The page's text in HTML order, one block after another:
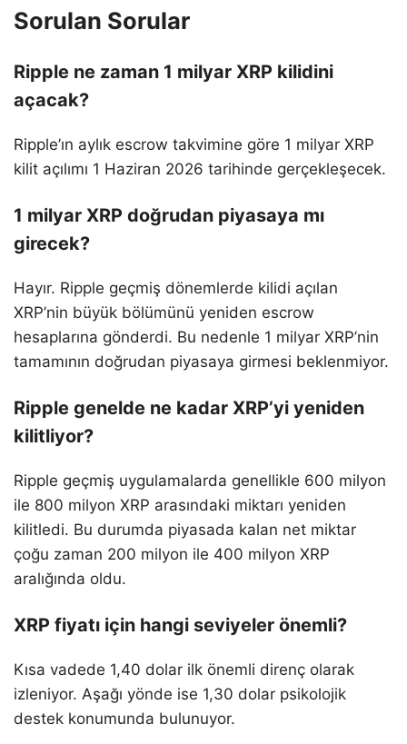
Sorulan Sorular
Ripple ne zaman 1 milyar XRP kilidini
açacak?
Ripple’ın aylık escrow takvimine göre 1 milyar XRP
kilit açılımı 1 Haziran 2026 tarihinde gerçekleşecek.
1 milyar XRP doğrudan piyasaya mı
girecek?
Hayır. Ripple geçmiş dönemlerde kilidi açılan
XRP’nin büyük bölümünü yeniden escrow
hesaplarına gönderdi. Bu nedenle 1 milyar XRP’nin
tamamının doğrudan piyasaya girmesi beklenmiyor.
Ripple genelde ne kadar XRP’yi yeniden
kilitliyor?
Ripple geçmiş uygulamalarda genellikle 600 milyon
ile 800 milyon XRP arasındaki miktarı yeniden
kilitledi. Bu durumda piyasada kalan net miktar
çoğu zaman 200 milyon ile 400 milyon XRP
aralığında oldu.
XRP fiyatı için hangi seviyeler önemli?
Kısa vadede 1,40 dolar ilk önemli direnç olarak
izleniyor. Aşağı yönde ise 1,30 dolar psikolojik
destek konumunda bulunuyor.